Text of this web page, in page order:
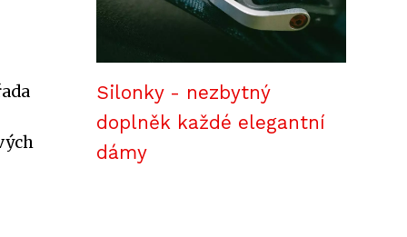
Silonky - nezbytný
doplněk každé elegantní
dámy